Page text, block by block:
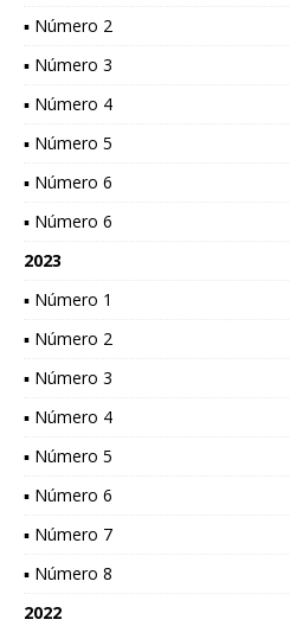
▪ Número 2
▪ Número 3
▪ Número 4
▪ Número 5
▪ Número 6
▪ Número 6
2023
▪ Número 1
▪ Número 2
▪ Número 3
▪ Número 4
▪ Número 5
▪ Número 6
▪ Número 7
▪ Número 8
2022